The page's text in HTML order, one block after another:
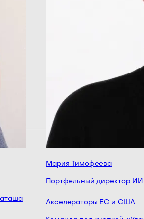
Мария Тимофеева
Портфельный директор ИИ-
Акселераторы ЕС и США